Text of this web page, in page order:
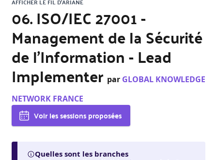
06. ISO/IEC 27001 -
Management de la Sécurité
de l'Information - Lead
Implementer par GLOBAL KNOWLEDGE
NETWORK FRANCE
Voir les sessions proposées
Quelles sont les branches